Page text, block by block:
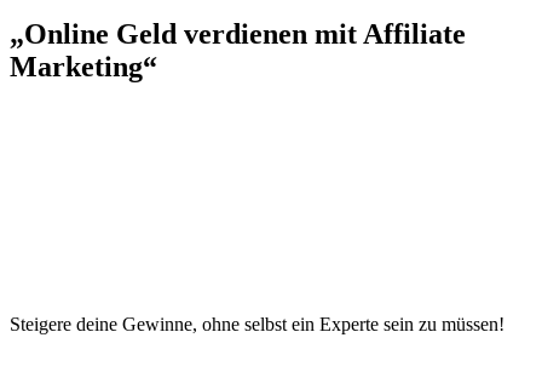
„Online Geld verdienen mit Affiliate
Marketing“
Steigere deine Gewinne, ohne selbst ein Experte sein zu müssen!